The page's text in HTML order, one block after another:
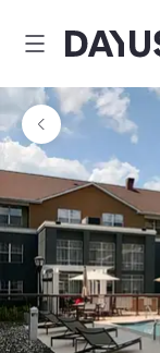
Dayuse